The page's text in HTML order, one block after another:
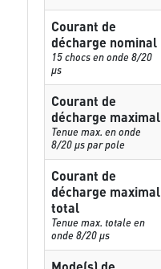
Courant de
décharge nominal
15 chocs en onde 8/20
µs
Courant de
décharge maximal
Tenue max. en onde
8/20 µs par pole
Courant de
décharge maximal
total
Tenue max. totale en
onde 8/20 µs